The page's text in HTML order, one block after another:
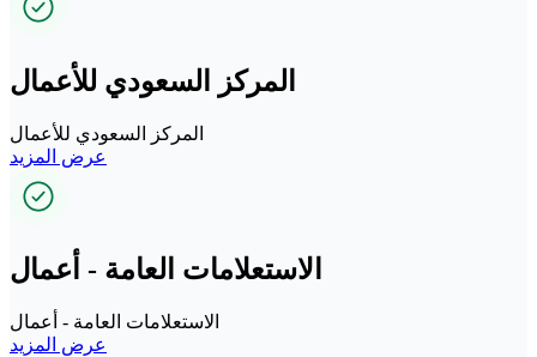
المركز السعودي للأعمال
المركز السعودي للأعمال
عرض المزيد
الاستعلامات العامة - أعمال
الاستعلامات العامة - أعمال
عرض المزيد